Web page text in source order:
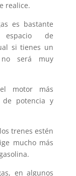
realice.
es bastante
de
si tienes un
no será muy
motor más
potencia y
trenes estén
mucho más
en algunos